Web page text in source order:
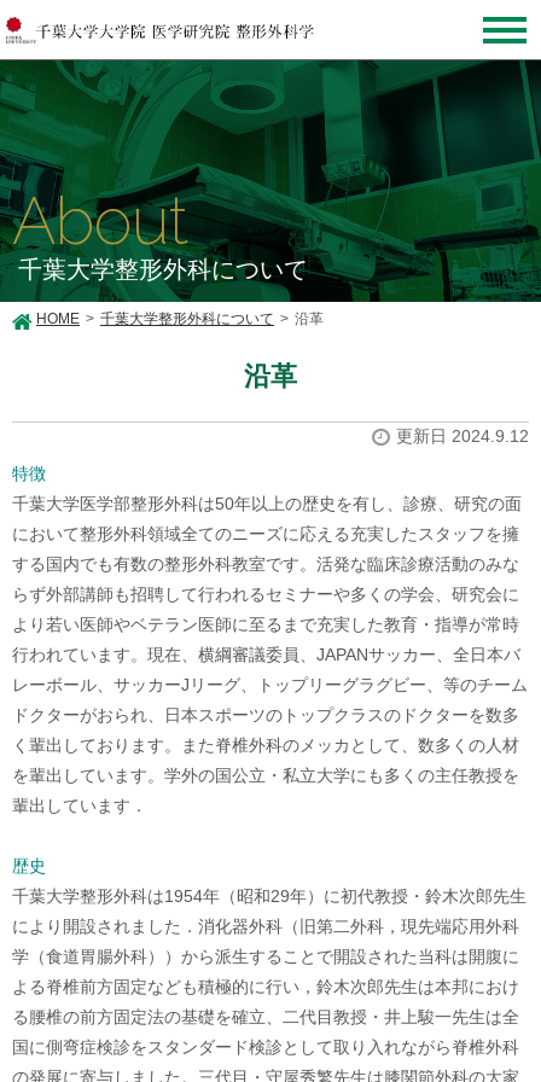
About
千葉大学整形外科について
HOME 千葉大学整形外科について 沿革
沿革
更新日 2024.9.12
特徴
千葉大学医学部整形外科は50年以上の歴史を有し、診療、研究の面
において整形外科領域全てのニーズに応える充実したスタッフを擁
する国内でも有数の整形外科教室です。活発な臨床診療活動のみな
らず外部講師も招聘して行われるセミナーや多くの学会、研究会に
より若い医師やベテラン医師に至るまで充実した教育・指導が常時
行われています。現在、横綱審議委員、JAPANサッカー、全日本バ
レーボール、サッカーJリーグ、トップリーグラグビー、等のチーム
ドクターがおられ、日本スポーツのトップクラスのドクターを数多
く輩出しております。また脊椎外科のメッカとして、数多くの人材
を輩出しています。学外の国公立・私立大学にも多くの主任教授を
輩出しています．
歴史
千葉大学整形外科は1954年（昭和29年）に初代教授・鈴木次郎先生
により開設されました．消化器外科（旧第二外科，現先端応用外科
学（食道胃腸外科））から派生することで開設された当科は開腹に
よる脊椎前方固定なども積極的に行い，鈴木次郎先生は本邦におけ
る腰椎の前方固定法の基礎を確立、二代目教授・井上駿一先生は全
国に側弯症検診をスタンダード検診として取り入れながら脊椎外科
の発展に寄与しました。三代目・守屋秀繁先生は膝関節外科の大家